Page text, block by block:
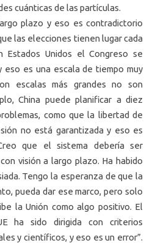
cuánticas de las partículas.
plazo y eso es contradictorio
las elecciones tienen lugar cada
Estados Unidos el Congreso se
eso es una escala de tiempo muy
escalas más grandes no son
China puede planificar a diez
como que la libertad de
no está garantizada y eso es
que el sistema debería ser
visión a largo plazo. Ha habido
Tengo la esperanza de que la
pueda dar ese marco, pero solo
la Unión como algo positivo. El
ha sido dirigida con criterios
y científicos, y eso es un error”.